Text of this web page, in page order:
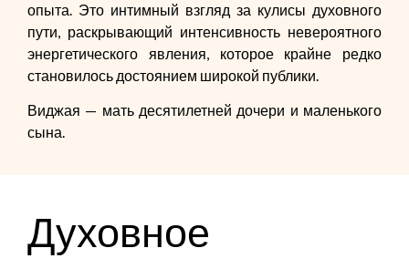
опыта. Это интимный взгляд за кулисы духовного
пути, раскрывающий интенсивность невероятного
энергетического явления, которое крайне редко
становилось достоянием широкой публики.
Виджая — мать десятилетней дочери и маленького
сына.
Духовное